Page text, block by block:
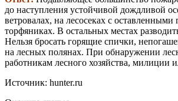
до наступления устойчивой дождливой
ветровалах, на лесосеках с
торфяниках. В остальных местах
Нельзя бросать горящие спички,
на лесных полянах. При обнаружении
работникам лесного хозяйства, милиции
Источник: hunter.ru